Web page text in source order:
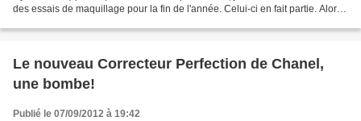
des essais de maquillage pour la fin de l'année. Celui-ci en fait partie. Alors
Le nouveau Correcteur Perfection de Chanel,
une bombe!
Publié le 07/09/2012 à 19:42